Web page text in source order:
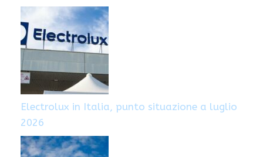
Electrolux in Italia, punto situazione a luglio
2026